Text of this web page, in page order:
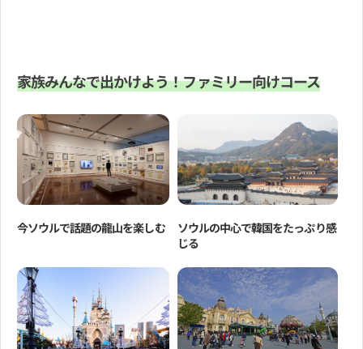
家族みんなで出かけよう！ファミリー向けコース
今ソウルで話題の龍山を楽しむ
ソウルの中心で韓国をたっぷり感
じる